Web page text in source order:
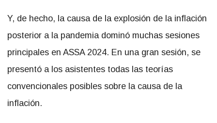
Y, de hecho, la causa de la explosión de la inflación
posterior a la pandemia dominó muchas sesiones
principales en ASSA 2024. En una gran sesión, se
presentó a los asistentes todas las teorías
convencionales posibles sobre la causa de la
inflación.